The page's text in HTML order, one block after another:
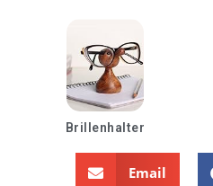
Brillenhalter
Email